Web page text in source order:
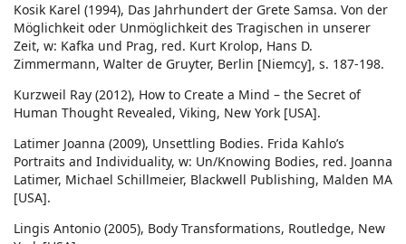
Kosik Karel (1994), Das Jahrhundert der Grete Samsa. Von der
Möglichkeit oder Unmöglichkeit des Tragischen in unserer
Zeit, w: Kafka und Prag, red. Kurt Krolop, Hans D.
Zimmermann, Walter de Gruyter, Berlin [Niemcy], s. 187-198.
Kurzweil Ray (2012), How to Create a Mind – the Secret of
Human Thought Revealed, Viking, New York [USA].
Latimer Joanna (2009), Unsettling Bodies. Frida Kahlo’s
Portraits and Individuality, w: Un/Knowing Bodies, red. Joanna
Latimer, Michael Schillmeier, Blackwell Publishing, Malden MA
[USA].
Lingis Antonio (2005), Body Transformations, Routledge, New